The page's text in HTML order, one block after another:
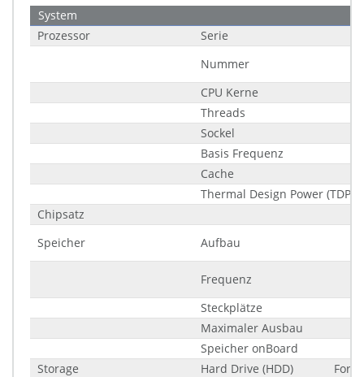
System
Prozessor
Serie
Nummer
CPU Kerne
Threads
Sockel
Basis Frequenz
Cache
Thermal Design Power (TDP)
Chipsatz
Speicher
Aufbau
Frequenz
Steckplätze
Maximaler Ausbau
Speicher onBoard
Storage
Hard Drive (HDD)